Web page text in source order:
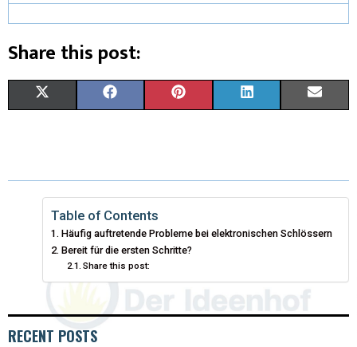
Share this post:
W
I
T
R
E
B
O
O
T
R
S
K
D
N
I
Table of Contents
Häufig auftretende Probleme bei elektronischen Schlössern
Bereit für die ersten Schritte?
Share this post:
RECENT POSTS